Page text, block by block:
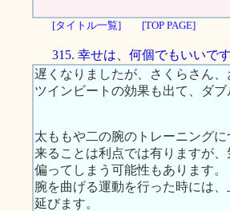
[タイトル一覧] [TOP PAGE]
315. 幸せは、何個でもいいです
遅くなりましたが、さくらさん
ツインビートの効果も出て、ダ
太ももや二の腕のトレーニング
来ることは利点では有りますが
偏ってしまう可能性もあります。
腕を曲げる運動を行った時には
延びます。